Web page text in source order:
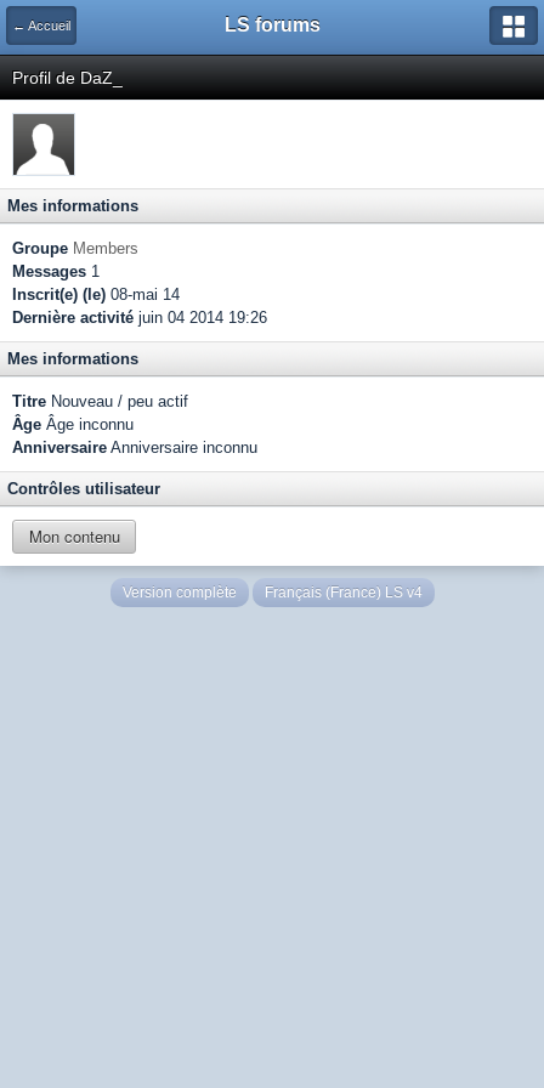
← Accueil LS forums
Profil de DaZ_
Mes informations
Groupe Members
Messages 1
Inscrit(e) (le) 08-mai 14
Dernière activité juin 04 2014 19:26
Mes informations
Titre Nouveau / peu actif
Âge Âge inconnu
Anniversaire Anniversaire inconnu
Contrôles utilisateur
Mon contenu
Version complète Français (France) LS v4